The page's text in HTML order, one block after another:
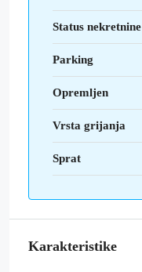
Status nekretnine
Parking
Opremljen
Vrsta grijanja
Sprat
Karakteristike